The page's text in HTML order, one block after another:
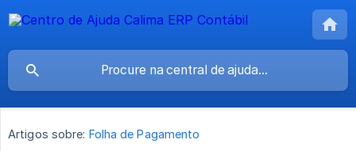
Artigos sobre: Folha de Pagamento